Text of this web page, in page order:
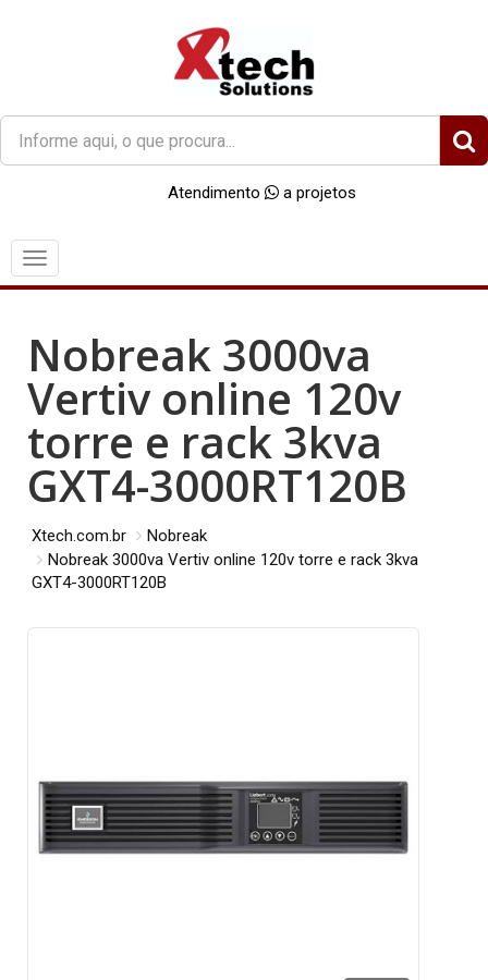
O
que
você
Atendimento a projetos
Menu
Nobreak 3000va
Vertiv online 120v
torre e rack 3kva
GXT4-3000RT120B
Xtech.com.br
Nobreak
Nobreak 3000va Vertiv online 120v torre e rack 3kva
GXT4-3000RT120B